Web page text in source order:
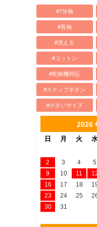
#7分袖
#長袖
#洗える
#コットン
#乾燥機対応
#スナップボタン
#小さいサイズ
2026
日 月 火
2
3 4 5
9
10 11
16
17 18
23
24 25
30
31